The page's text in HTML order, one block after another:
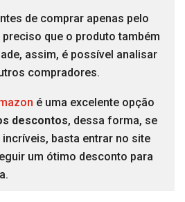
de comprar apenas pelo
que o produto também
assim, é possível analisar
compradores.
é uma excelente opção
descontos, dessa forma, se
basta entrar no site
um ótimo desconto para